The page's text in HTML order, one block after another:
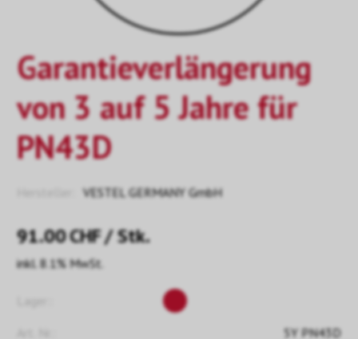
Garantieverlängerung
von 3 auf 5 Jahre für
PN43D
VESTEL GERMANY GmbH
91.00CHF/ Stk.
inkl. 8.1% MwSt.
5Y PN43D